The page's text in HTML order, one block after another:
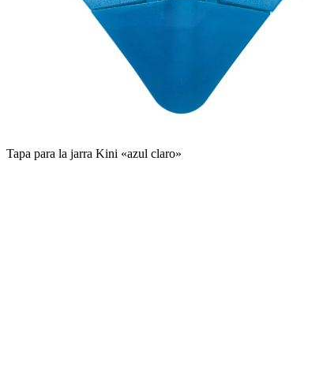
Tapa para la jarra Kini «azul claro»